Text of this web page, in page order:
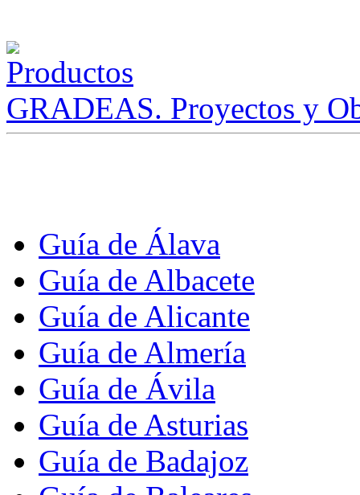
GRADEAS. Proyectos y
Guía de Álava
Guía de Albacete
Guía de Alicante
Guía de Almería
Guía de Ávila
Guía de Asturias
Guía de Badajoz